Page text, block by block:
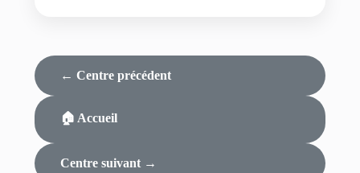
← Centre précédent
🏠 Accueil
Centre suivant →